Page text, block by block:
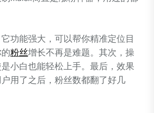
功能强大，可以帮你精准定位目
粉丝增长不再是难题。其次，操
小白也能轻松上手。最后，效果
用了之后，粉丝数都翻了好几